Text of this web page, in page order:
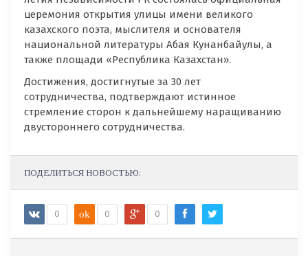
церемония открытия улицы имени великого
казахского поэта, мыслителя и основателя
национальной литературы Абая Кунанбайулы, а
также площади «Республика Казахстан».
Достижения, достигнутые за 30 лет
сотрудничества, подтверждают истинное
стремление сторон к дальнейшему наращиванию
двустороннего сотрудничества.
ПОДЕЛИТЬСЯ НОВОСТЬЮ:
0 ok 0 0